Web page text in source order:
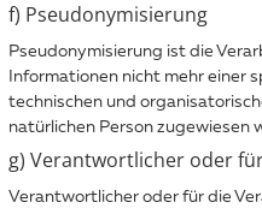
f) Pseudonymisierung
Pseudonymisierung ist die
Informationen nicht mehr einer
technischen und
natürlichen Person zugewiesen
g) Verantwortlicher oder
Verantwortlicher oder für die